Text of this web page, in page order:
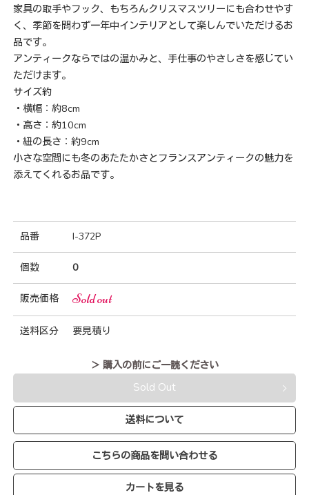
家具の取手やフック、もちろんクリスマスツリーにも合わせやす
く、季節を問わず一年中インテリアとして楽しんでいただけるお
品です。
アンティークならではの温かみと、手仕事のやさしさを感じてい
ただけます。
サイズ約
・横幅：約8cm
・高さ：約10cm
・紐の長さ：約9cm
小さな空間にも冬のあたたかさとフランスアンティークの魅力を
添えてくれるお品です。
品番 I-372P
個数 0
販売価格 Sold out
送料区分 要見積り
＞ 購入の前にご一読ください
Sold Out
送料について
こちらの商品を問い合わせる
カートを見る